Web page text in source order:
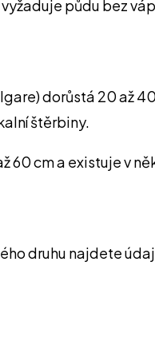
půdu bez
dorůstá 20 až
štěrbiny.
60 cm a existuje v
druhu najdete